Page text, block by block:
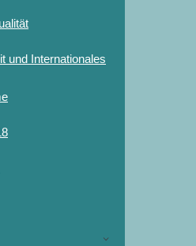
und Internationales